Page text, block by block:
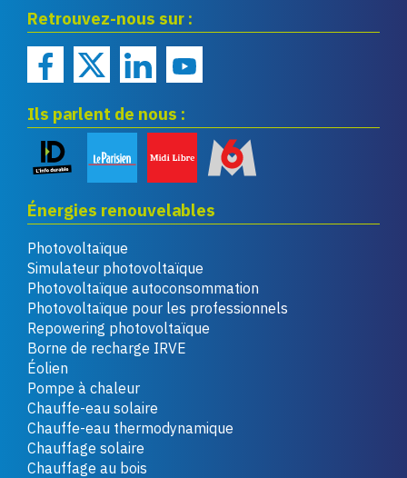
renouvelables
Retrouvez-nous sur :
Ils parlent de nous :
Énergies renouvelables
Photovoltaïque
Simulateur photovoltaïque
Photovoltaïque autoconsommation
Photovoltaïque pour les professionnels
Repowering photovoltaïque
Borne de recharge IRVE
Éolien
Pompe à chaleur
Chauffe-eau solaire
Chauffe-eau thermodynamique
Chauffage solaire
Chauffage au bois